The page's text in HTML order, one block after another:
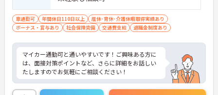
・月9日公休に加え、夏季・冬季休暇各3日が確保さ
れており（年間休日113日）、オンオフのメリハリ
をつけて働くことができます。
・全社平均残業月5時間程度と、業界平均を大きく
下回る少ない残業時間を実現しています
・退職金制度（勤続3年以上）・保育手当・育児短
時間勤務・マインドフルネスプログラムなど、長期
的に安心して働き続けるための制度が充実していま
す
車通勤可 年間休日110日以上
産休･育休･介護休暇取得実績あり
ボーナス・賞与あり
社会保険完備 交通費支給 退職金制度あり
マイカー通勤可と通いやすいです！ご興味ある方に
は、面接対策ポイントなど、さらに詳細をお話しい
たしますのでお気軽にご相談ください！